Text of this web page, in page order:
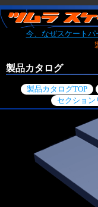
今、なぜスケートパ
製品カタログ
製品カタログTOP
セクション